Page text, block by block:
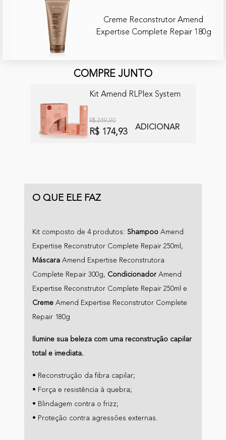
Creme Reconstrutor Amend
Expertise Complete Repair 180g
COMPRE JUNTO
Kit Amend RLPlex System
R$ 249,90
R$ 174,93 ADICIONAR
O QUE ELE FAZ
Kit composto de 4 produtos: Shampoo Amend
Expertise Reconstrutor Complete Repair 250ml,
Máscara Amend Expertise Reconstrutora
Complete Repair 300g, Condicionador Amend
Expertise Reconstrutor Complete Repair 250ml e
Creme Amend Expertise Reconstrutor Complete
Repair 180g
Ilumine sua beleza com uma reconstrução capilar
total e imediata.
• Reconstrução da fibra capilar;
• Força e resistência à quebra;
• Blindagem contra o frizz;
• Proteção contra agressões externas.